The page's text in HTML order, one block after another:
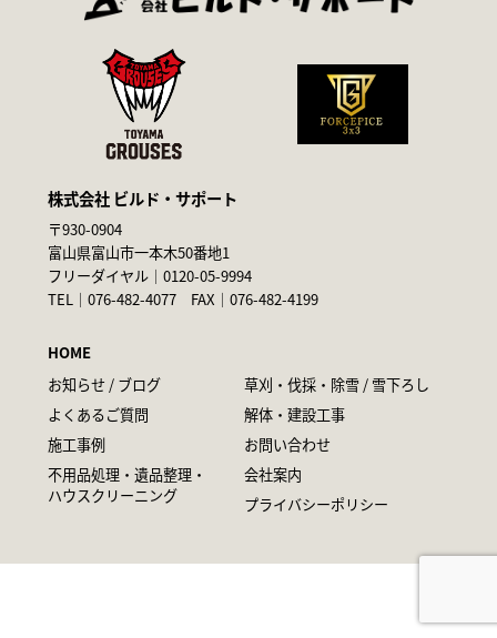
株式会社 ビルド・サポート
〒930-0904
富山県富山市一本木50番地1
フリーダイヤル｜0120-05-9994
TEL｜076-482-4077 FAX｜076-482-4199
HOME
お知らせ / ブログ
草刈・伐採・除雪 / 雪下ろし
よくあるご質問
解体・建設工事
施工事例
お問い合わせ
不用品処理・遺品整理・
ハウスクリーニング
会社案内
プライバシーポリシー